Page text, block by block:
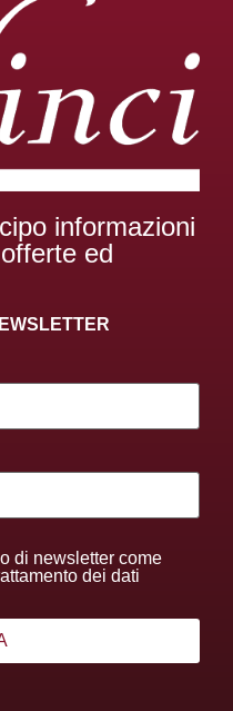
informazioni
ed
di newsletter come
dei dati